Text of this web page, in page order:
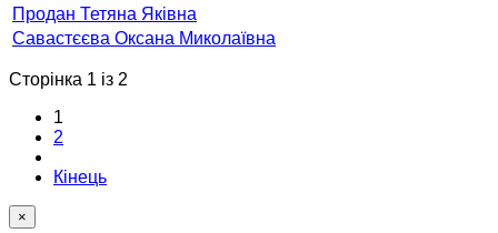
Продан Тетяна Яківна
Савастєєва Оксана Миколаївна
Сторінка 1 із 2
1
2
Кінець
×